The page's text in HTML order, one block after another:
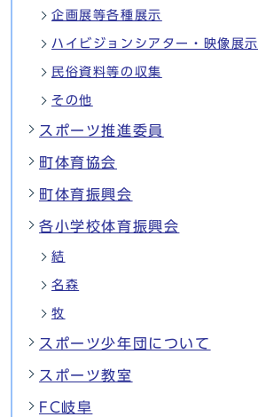
企画展等各種展示
ハイビジョンシアター・映像展示
民俗資料等の収集
その他
スポーツ推進委員
町体育協会
町体育振興会
各小学校体育振興会
結
名森
牧
スポーツ少年団について
スポーツ教室
FC岐阜